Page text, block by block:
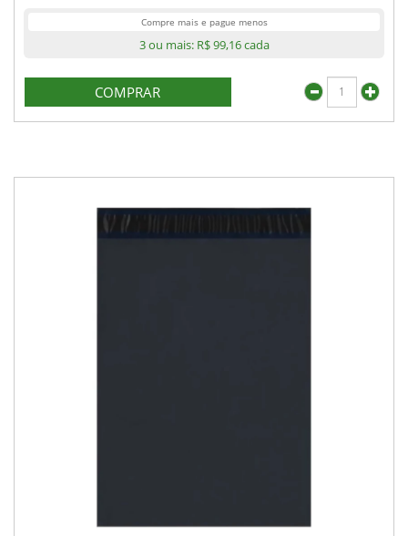
Compre mais e pague menos
3 ou mais: R$ 99,16cada
COMPRAR